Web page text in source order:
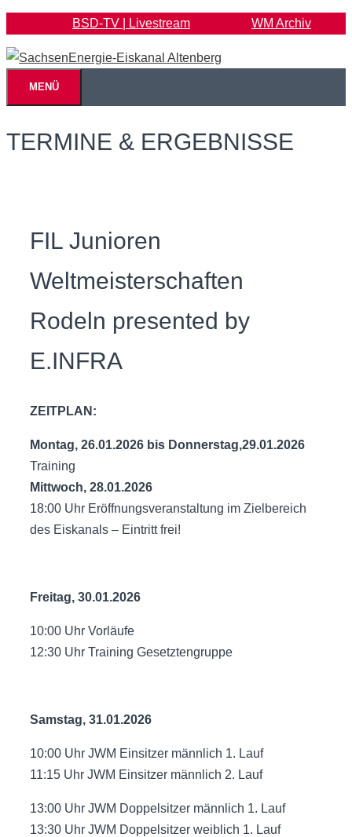
springen
BSD-TV | Livestream WM Archiv
MENÜ
TERMINE & ERGEBNISSE
FIL Junioren
Weltmeisterschaften
Rodeln presented by
E.INFRA
ZEITPLAN:
Montag, 26.01.2026 bis Donnerstag,29.01.2026
Training
Mittwoch, 28.01.2026
18:00 Uhr Eröffnungsveranstaltung im Zielbereich
des Eiskanals – Eintritt frei!
Freitag, 30.01.2026
10:00 Uhr Vorläufe
12:30 Uhr Training Gesetztengruppe
Samstag, 31.01.2026
10:00 Uhr JWM Einsitzer männlich 1. Lauf
11:15 Uhr JWM Einsitzer männlich 2. Lauf
13:00 Uhr JWM Doppelsitzer männlich 1. Lauf
13:30 Uhr JWM Doppelsitzer weiblich 1. Lauf